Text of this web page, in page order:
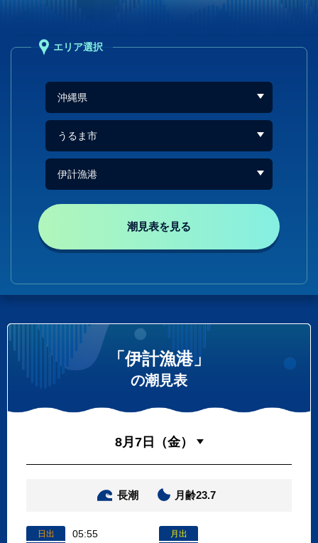
エリア選択
潮見表を見る
「伊計漁港」
の潮見表
長潮 月齢23.7
日出 05:55
月出